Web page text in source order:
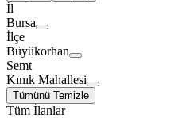
İl
Bursa
İlçe
Büyükorhan
Semt
Kınık Mahallesi
Tümünü Temizle
Tüm İlanlar